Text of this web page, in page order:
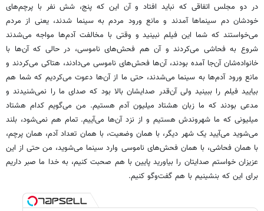
در دو مجلس اتفاقی که نباید افتاد و آن این که پنج، شش نفر با پرچم‌های
خودشان دم سینماها آمدند و مانع ورود مردم به سینما شدند، یعنی از مردم
می‌خواستند که شما این فیلم نبینید و وقتی با مخالفت آدم‌ها مواجه می‌شدند
شروع به فحاشی می‌کردند و آن هم فحش‌های ناموسی، در حالی که آن‌ها با
خانواده‌شان آن‌جا آمده بودند، آن‌ها فحش‌های ناموسی می‌دادند، هتاکی می‌کردند و
مانع ورود آدم‌ها به سینما می‌شدند، حتی ما از آن‌ها دعوت می‌کردیم که شما هم
بیایید فیلم را ببینید ولی آن‌قدر صدایشان بالا بود که صدای ما را نمی‌شنیدند و
مدعی بودند که ما زبان هشتاد میلیون آدم هستیم. من می‌گویم کدام هشتاد
میلیونی که ما شهروندش هستیم و از نزد آن‌ها می‌آییم. تمام هم نمی‌شود، بلند
می‌شوید می‌آیید یک شهر دیگر، با همان وضعیت، با همان تعداد آدم، همان پرچم،
با همان فحاشی، با همان فحش‌های ناموسی وارد سینما می‌شوید، من حتی از این
عزیزان خواستم صدایتان را بیاورید پایین با هم صحبت کنیم، به خدا ما صبر داریم
برای این که بنشینیم با هم گفت‌وگو کنیم.